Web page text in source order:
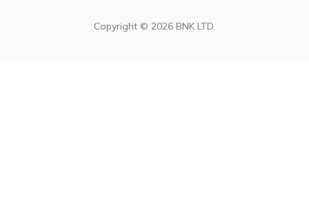
Copyright © 2026 BNK LTD.